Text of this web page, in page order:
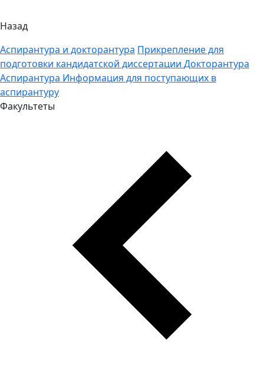
Назад
Аспирантура и докторантура Прикрепление для
подготовки кандидатской диссертации Докторантура
Аспирантура Информация для поступающих в
аспирантуру
Факультеты